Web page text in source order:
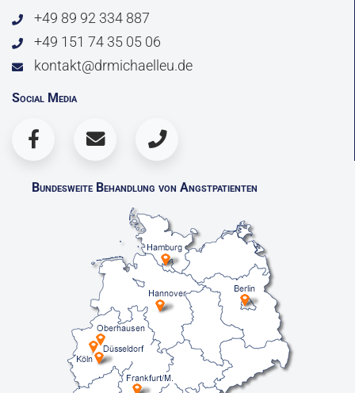
+49 89 92 334 887
+49 151 74 35 05 06
kontakt@drmichaelleu.de
Social Media
Bundesweite Behandlung von Angstpatienten